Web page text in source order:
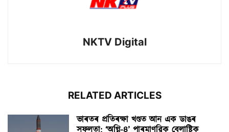
NKTV Digital
RELATED ARTICLES
ভাৰতৰ প্ৰতিৰক্ষা খণ্ডত আন এক ডাঙৰ